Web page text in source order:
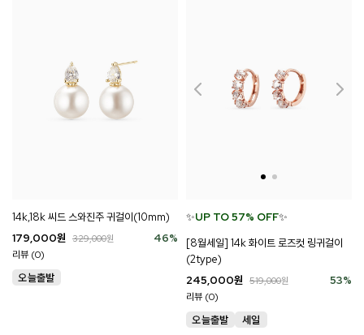
14k,18k 씨드 스와진주 귀걸이(10mm)
46%
179,000원 329,000원
리뷰 (0)
✨UP TO 57% OFF✨
[8월세일] 14k 화이트 로즈컷 링귀걸이
(2type)
53%
245,000원 519,000원
리뷰 (0)